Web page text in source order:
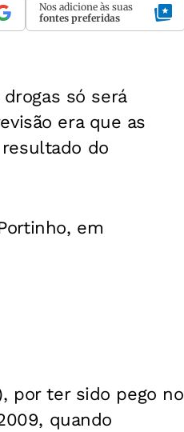
Nos adicione às suas
fontes preferidas
só será
era que as
do
em
por ter sido pego no
quando